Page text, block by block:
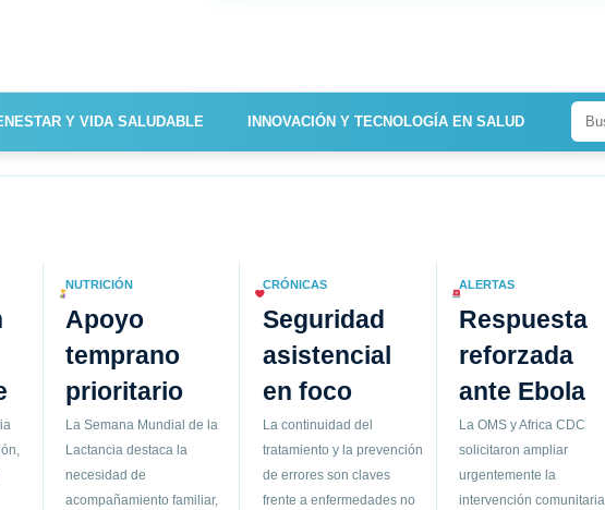
Y VIDA SALUDABLE INNOVACIÓN Y TECNOLOGÍA EN SALUD
NUTRICIÓN
Apoyo
temprano
prioritario
La Semana Mundial de la
Lactancia destaca la
necesidad de
acompañamiento familiar,
CRÓNICAS
Seguridad
asistencial
en foco
La continuidad del
tratamiento y la prevención
de errores son claves
frente a enfermedades no
ALERTAS
Respuesta
reforzada
ante Ebola
La OMS y Africa CDC
solicitaron ampliar
urgentemente la
intervención comunitaria